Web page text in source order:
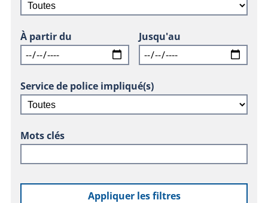
À partir du Jusqu'au
Service de police impliqué(s)
Mots clés
Appliquer les filtres